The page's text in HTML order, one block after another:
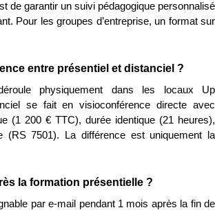
de garantir un suivi pédagogique personnalisé
Pour les groupes d’entreprise, un format sur
entre présentiel et distanciel ?
physiquement dans les locaux Up
se fait en visioconférence directe avec
(1 200 € TTC), durée identique (21 heures),
(RS 7501). La différence est uniquement la
la formation présentielle ?
par e-mail pendant 1 mois après la fin de